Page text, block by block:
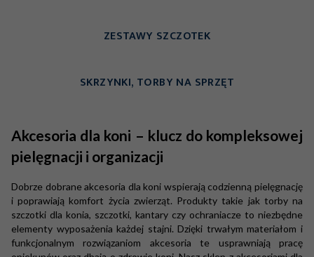
ZESTAWY SZCZOTEK
SKRZYNKI, TORBY NA SPRZĘT
Akcesoria dla koni – klucz do kompleksowej
pielęgnacji i organizacji
Dobrze dobrane akcesoria dla koni wspierają codzienną pielęgnację
i poprawiają komfort życia zwierząt. Produkty takie jak torby na
szczotki dla konia, szczotki, kantary czy ochraniacze to niezbędne
elementy wyposażenia każdej stajni. Dzięki trwałym materiałom i
funkcjonalnym rozwiązaniom akcesoria te usprawniają pracę